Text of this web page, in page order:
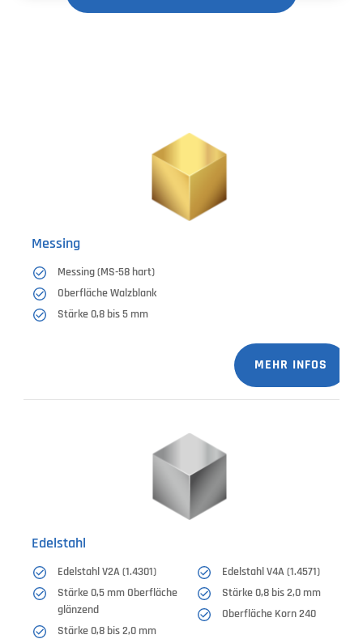
Messing
Messing (MS-58 hart)
Oberfläche Walzblank
Stärke 0,8 bis 5 mm
MEHR INFOS
Edelstahl
Edelstahl V2A (1.4301)
Stärke 0,5 mm Oberfläche
glänzend
Stärke 0,8 bis 2,0 mm
Edelstahl V4A (1.4571)
Stärke 0,8 bis 2,0 mm
Oberfläche Korn 240